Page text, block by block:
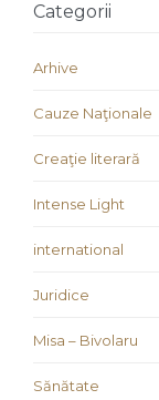
Categorii
Arhive
Cauze Naţionale
Creaţie literară
Intense Light
international
Juridice
Misa – Bivolaru
Sănătate